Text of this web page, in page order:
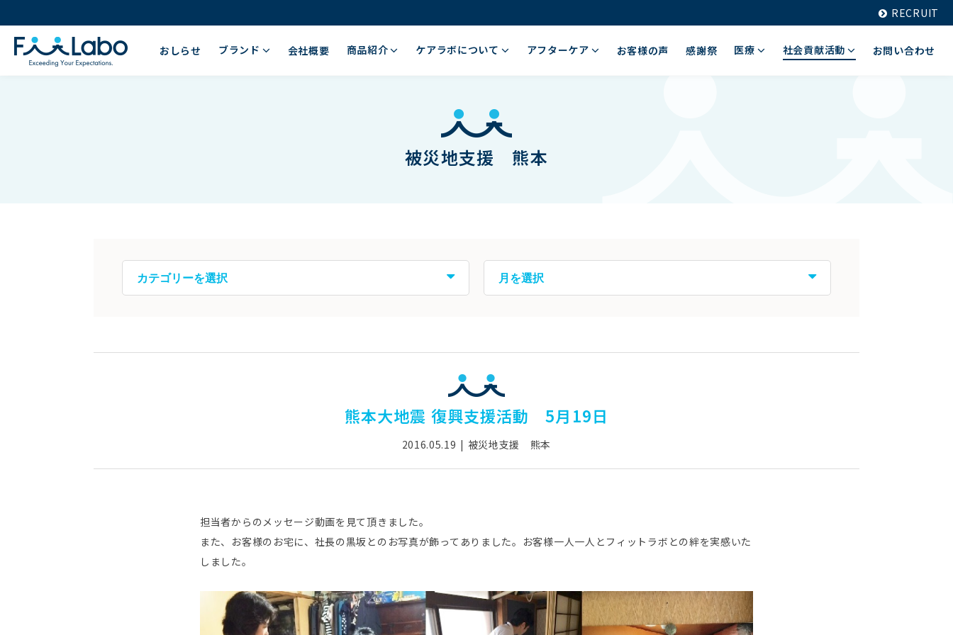
RECRUIT
おしらせ ブランド 会社概要 商品紹介 ケアラボについて アフターケア お客様の声 感謝祭 医療 社会貢献活動 お問い合わせ
被災地支援 熊本
熊本大地震 復興支援活動 5月19日
2016.05.19 被災地支援 熊本
担当者からのメッセージ動画を見て頂きました。
また、お客様のお宅に、社長の黒坂とのお写真が飾ってありました。お客様一人一人とフィットラボとの絆を実感いた
しました。